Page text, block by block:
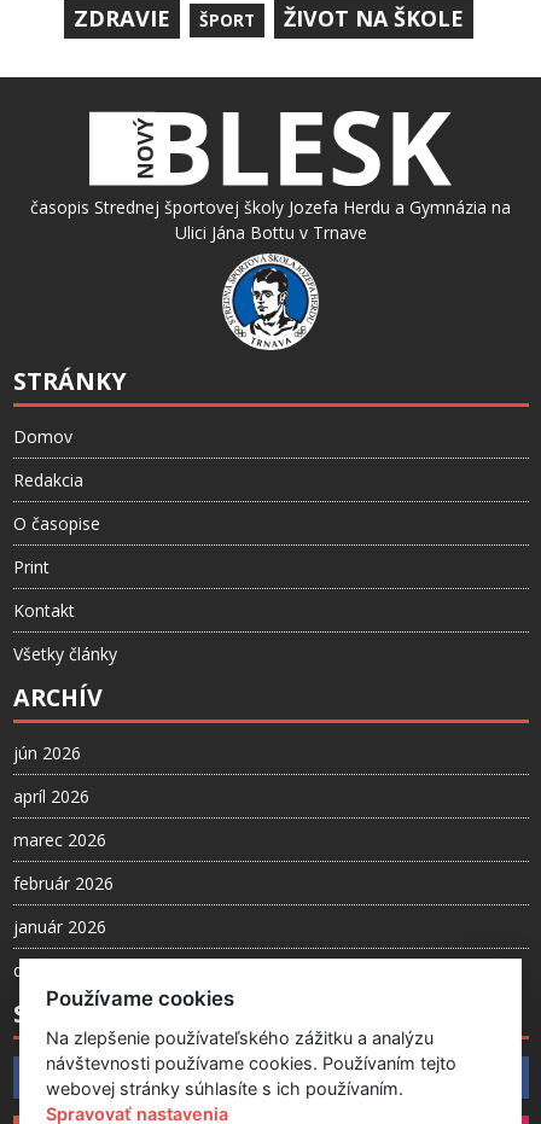
ZDRAVIE ŠPORT ŽIVOT NA ŠKOLE
časopis Strednej športovej školy Jozefa Herdu a Gymnázia na
Ulici Jána Bottu v Trnave
STRÁNKY
Domov
Redakcia
O časopise
Print
Kontakt
Všetky články
ARCHÍV
jún 2026
apríl 2026
marec 2026
február 2026
január 2026
december 2025
SLEDUJTE NÁS
Facebook
Používame cookies
Na zlepšenie používateľského zážitku a analýzu
návštevnosti používame cookies. Používaním tejto
webovej stránky súhlasíte s ich používaním.
Spravovať nastavenia